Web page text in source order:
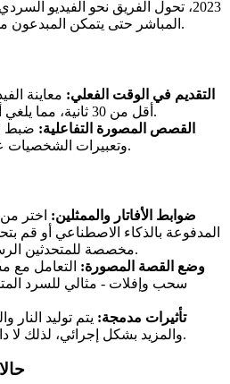
2023، تحول الفريق نحو الفيديو
المباشر حتى يتمكن المبدعون من تعديل المشاهد أثناء التنقل.
التقديم في الوقت الفعلي: معاينة
أقل من 30 ثانية، مما يلغي أوقات الانتظار الطويلة.
القصص المصورة التفاعلية: ضبط
وتعبيرات الشخصيات عبر واجهة زمنية بديهية.
ضوابط الأفاتار والممثلين: اختر
المدفوعة بالذكاء الاصطناعي أو قم
مخصصة للمتحدثين الرسميين للعلامة التجارية.
وضع القصة المصورة: التعامل مع
سحب وإفلات - مثالي للسرد
تأثيرات مدمجة: يتم توليد النار
والمزيد بشكل إجرائي، لذلك لا داعي للتركيب المنفصل.
4.